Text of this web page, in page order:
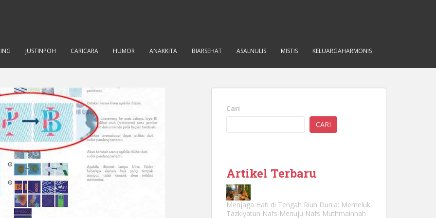
JUSTINPOH CARICARA HUMOR ANAKKITA BIARSEHAT ASALNULIS MISTIS KELUARGAHARMONIS
Cari
CARI
Artikel Terbaru
Menjaga Hati di Tengah Riuh Dunia: Memeluk
Tazkiyatun Nafs Menuju Nafs Muthmainnah